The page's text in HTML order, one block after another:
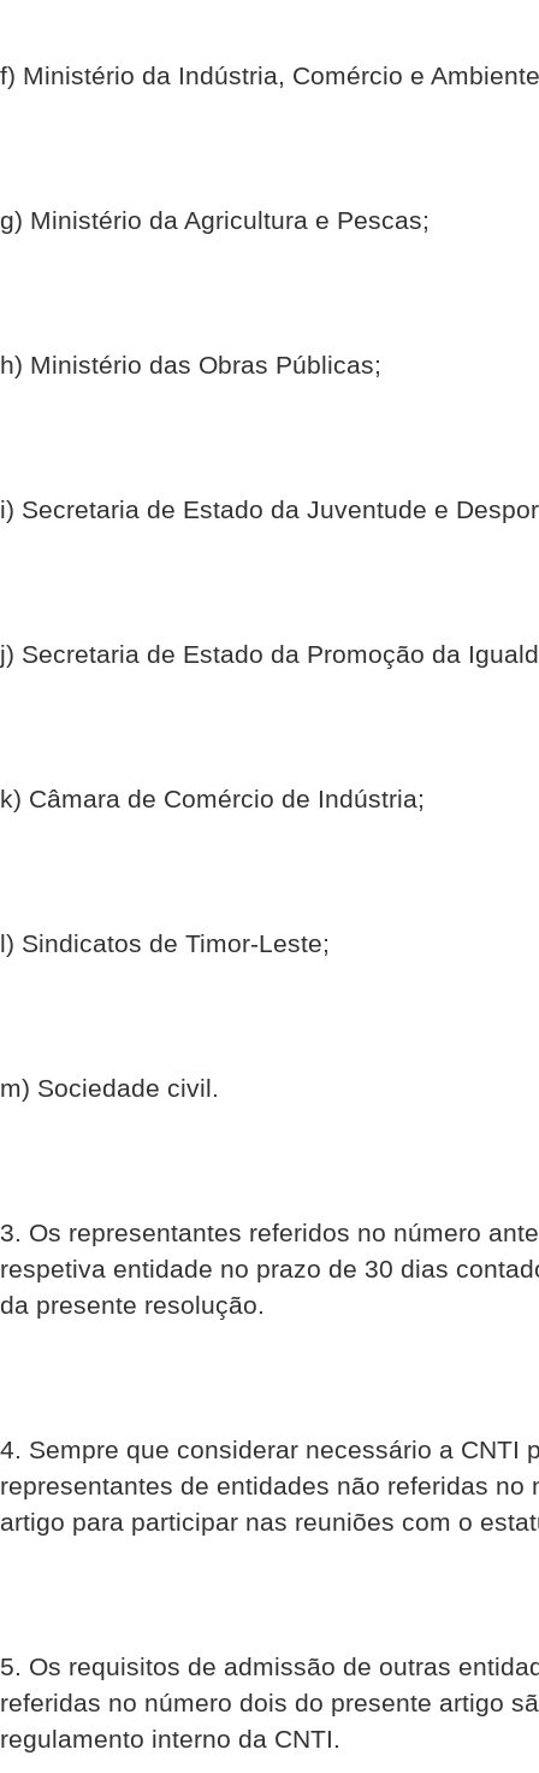
f) Ministério da Indústria, Comércio e
g) Ministério da Agricultura e Pescas;
h) Ministério das Obras Públicas;
i) Secretaria de Estado da Juventude e
j) Secretaria de Estado da Promoção da
k) Câmara de Comércio de Indústria;
l) Sindicatos de Timor-Leste;
m) Sociedade civil.
3. Os representantes referidos no número
respetiva entidade no prazo de 30 dias
da presente resolução.
4. Sempre que considerar necessário a CNTI
representantes de entidades não referidas no
artigo para participar nas reuniões com o
5. Os requisitos de admissão de outras
referidas no número dois do presente artigo
regulamento interno da CNTI.